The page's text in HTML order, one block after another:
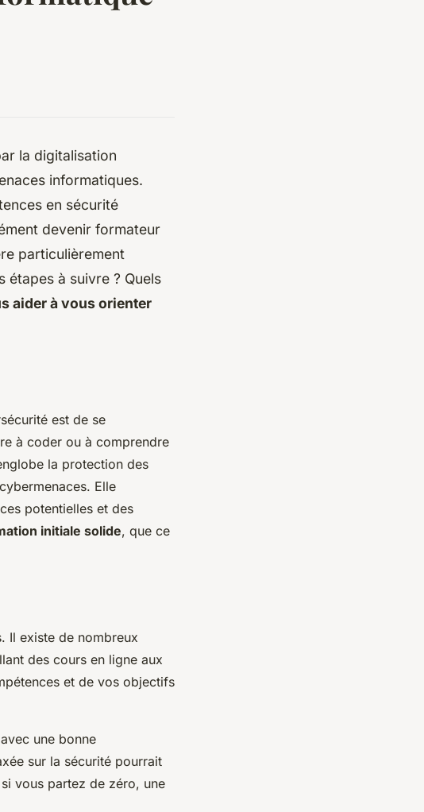
la digitalisation
informatiques.
en sécurité
devenir formateur
particulièrement
étapes à suivre ? Quels
aider à vous orienter
est de se
à coder ou à comprendre
la protection des
Elle
potentielles et des
initiale solide, que ce
Il existe de nombreux
des cours en ligne aux
et de vos objectifs
une bonne
sur la sécurité pourrait
vous partez de zéro, une